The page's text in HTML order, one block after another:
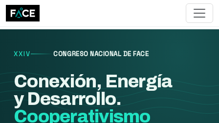
XXIV CONGRESO NACIONAL DE FACE
Conexión, Energía
y Desarrollo.
Cooperativismo